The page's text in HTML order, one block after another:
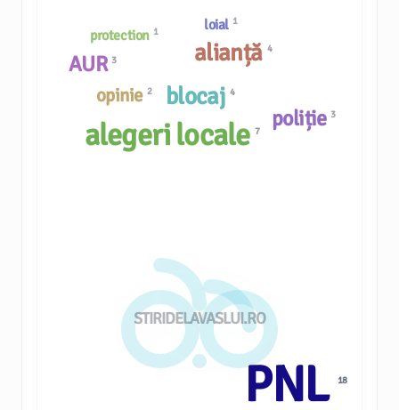
STIRIDELAVASLUI.RO
protection 1
poliție 3
opinie 2 blocaj4
alianță 4
loial 1
AUR 3
alegeri locale7
PNL 18